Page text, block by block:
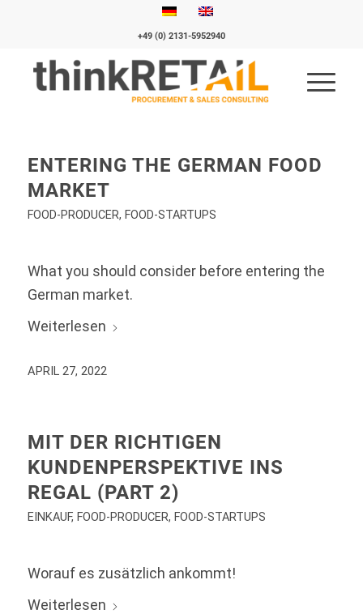
+49 (0) 2131-5952940
ENTERING THE GERMAN FOOD
MARKET
FOOD-PRODUCER, FOOD-STARTUPS
What you should consider before entering the
German market.
Weiterlesen
APRIL 27, 2022
MIT DER RICHTIGEN
KUNDENPERSPEKTIVE INS
REGAL (PART 2)
EINKAUF, FOOD-PRODUCER, FOOD-STARTUPS
Worauf es zusätzlich ankommt!
Weiterlesen